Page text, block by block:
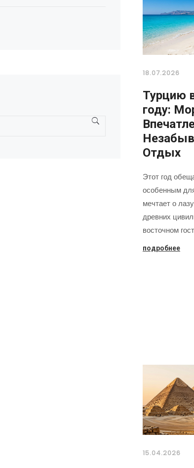
18.07.2026
Турцию
году:
Отдых
Этот год
особенным
мечтает о
древних
восточном
подробнее
15.04.2026